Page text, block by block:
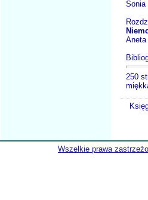
Sonia
250
Wszelkie prawa